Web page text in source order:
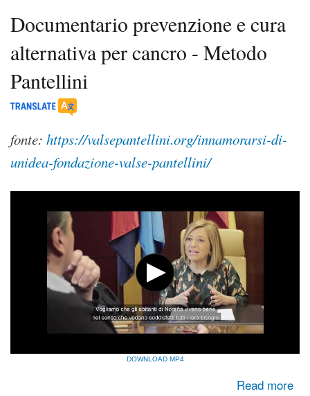
Documentario prevenzione e cura
alternativa per cancro - Metodo
Pantellini
fonte: https://valsepantellini.org/innamorarsi-di-
unidea-fondazione-valse-pantellini/
DOWNLOAD MP4
Read more
about Documentario prevenzione e cura alternativa per